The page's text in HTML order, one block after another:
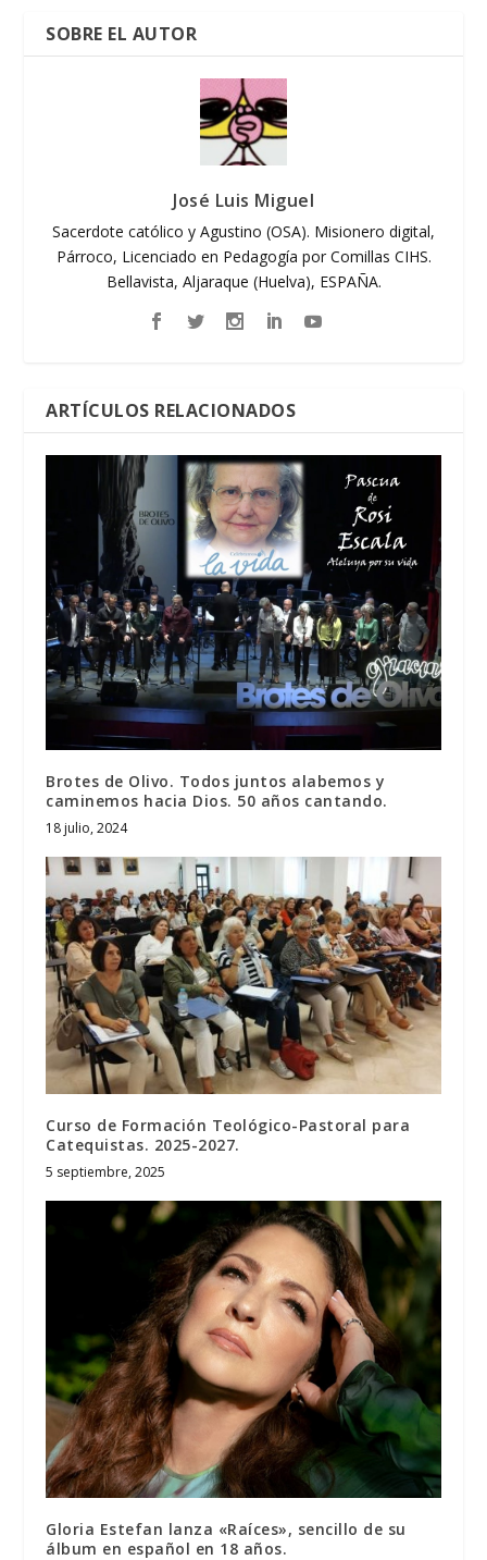
SOBRE EL AUTOR
José Luis Miguel
Sacerdote católico y Agustino (OSA). Misionero digital,
Párroco, Licenciado en Pedagogía por Comillas CIHS.
Bellavista, Aljaraque (Huelva), ESPAÑA.
ARTÍCULOS RELACIONADOS
Brotes de Olivo. Todos juntos alabemos y
caminemos hacia Dios. 50 años cantando.
18 julio, 2024
Curso de Formación Teológico-Pastoral para
Catequistas. 2025-2027.
5 septiembre, 2025
Gloria Estefan lanza «Raíces», sencillo de su
álbum en español en 18 años.